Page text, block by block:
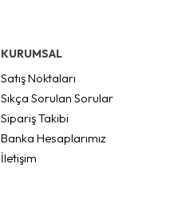
KURUMSAL
Satış Noktaları
Sıkça Sorulan Sorular
Sipariş Takibi
Banka Hesaplarımız
İletişim